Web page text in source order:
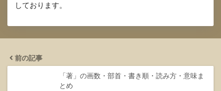
しております。
前の記事
「著」の画数・部首・書き順・読み方・意味ま
とめ